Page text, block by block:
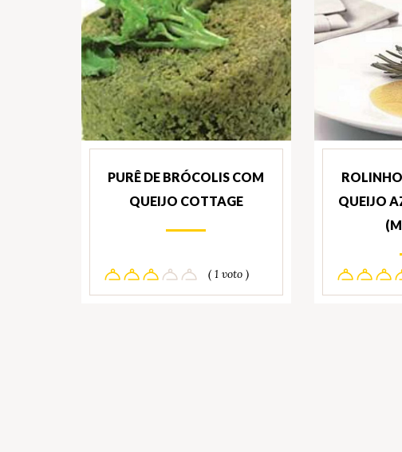
PURÊ DE BRÓCOLIS COM
QUEIJO COTTAGE
( 1 voto )
QUEIJO